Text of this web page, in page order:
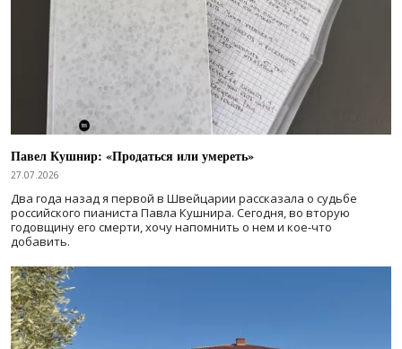
Павел Кушнир: «Продаться или умереть»
27.07.2026
Два года назад я первой в Швейцарии рассказала о судьбе
российского пианиста Павла Кушнира. Сегодня, во вторую
годовщину его смерти, хочу напомнить о нем и кое-что
добавить.